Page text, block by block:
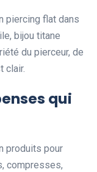
piercing flat dans
bijou titane
du pierceur, de
clair.
qui
produits pour
compresses,